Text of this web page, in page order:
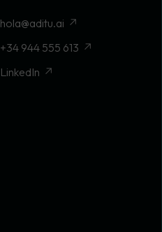
hola@aditu.ai
+34 944 555 613
LinkedIn